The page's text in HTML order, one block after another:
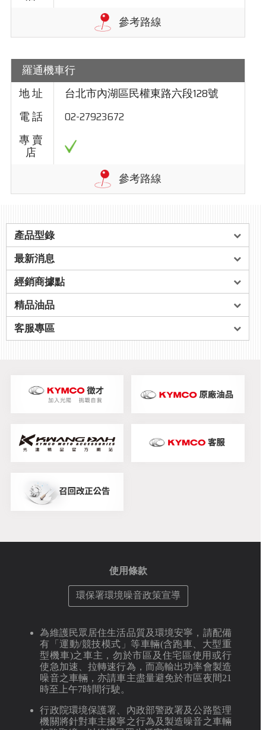
羅通機車行
台北市內湖區民權東路六段128號
02-27923672
產品型錄
最新消息
經銷商據點
精品油品
客服專區
使用條款
環保署環境噪音政策宣導
為維護民眾居住生活品質及環境安寧，請配備
有「運動/競技模式」等車輛(含跑車、大型重
型機車)之車主，勿於市區及住宅區使用或行
使急加速、拉轉速行為，而高輸出功率會製造
噪音之車輛，亦請車主盡量避免於市區夜間21
時至上午7時間行駛。
行政院環境保護署、內政部警政署及公路監理
機關將針對車主擾寧之行為及製造噪音之車輛